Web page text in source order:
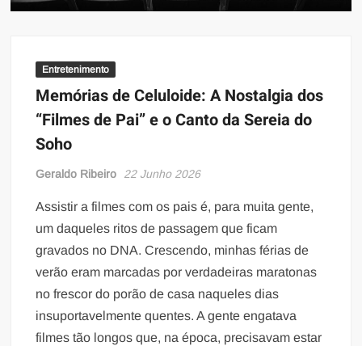
Entretenimento
Memórias de Celuloide: A Nostalgia dos
“Filmes de Pai” e o Canto da Sereia do
Soho
Geraldo Ribeiro 22 Junho 2026
Assistir a filmes com os pais é, para muita gente,
um daqueles ritos de passagem que ficam
gravados no DNA. Crescendo, minhas férias de
verão eram marcadas por verdadeiras maratonas
no frescor do porão de casa naqueles dias
insuportavelmente quentes. A gente engatava
filmes tão longos que, na época, precisavam estar